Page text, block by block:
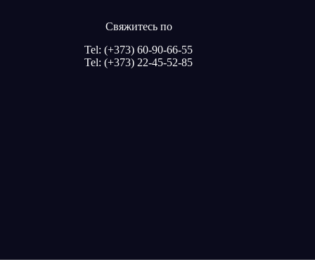
Свяжитесь по
Tel: (+373) 60-90-66-55
Tel: (+373) 22-45-52-85